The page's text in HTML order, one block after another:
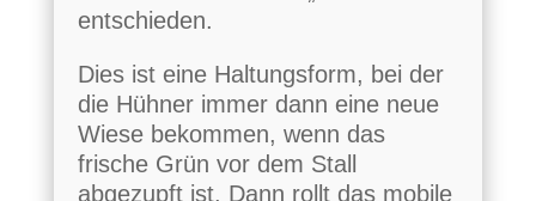
entschieden.
Dies ist eine Haltungsform, bei der
die Hühner immer dann eine neue
Wiese bekommen, wenn das
frische Grün vor dem Stall
abgezupft ist. Dann rollt das mobile